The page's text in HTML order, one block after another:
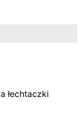
łechtaczki